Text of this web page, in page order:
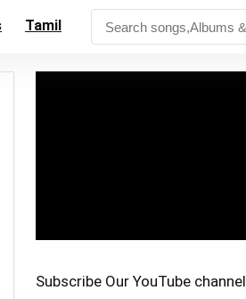
Tamil
Subscribe Our YouTube channel